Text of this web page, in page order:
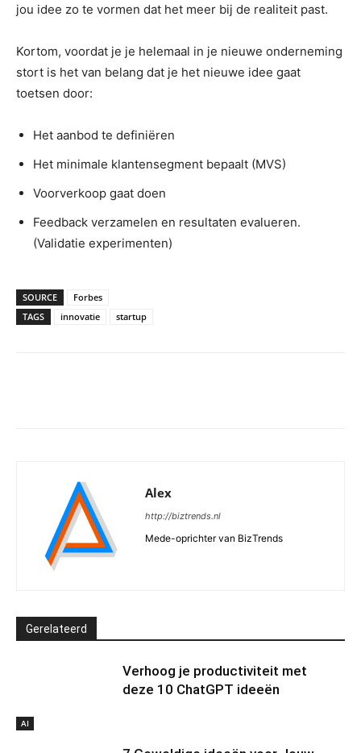
jou idee zo te vormen dat het meer bij de realiteit past.
Kortom, voordat je je helemaal in je nieuwe onderneming
stort is het van belang dat je het nieuwe idee gaat
toetsen door:
Het aanbod te definiëren
Het minimale klantensegment bepaalt (MVS)
Voorverkoop gaat doen
Feedback verzamelen en resultaten evalueren.
(Validatie experimenten)
SOURCE
Forbes
TAGS
innovatie startup
Alex
http://biztrends.nl
Mede-oprichter van BizTrends
Gerelateerd
AI
Verhoog je productiviteit met
deze 10 ChatGPT ideeën